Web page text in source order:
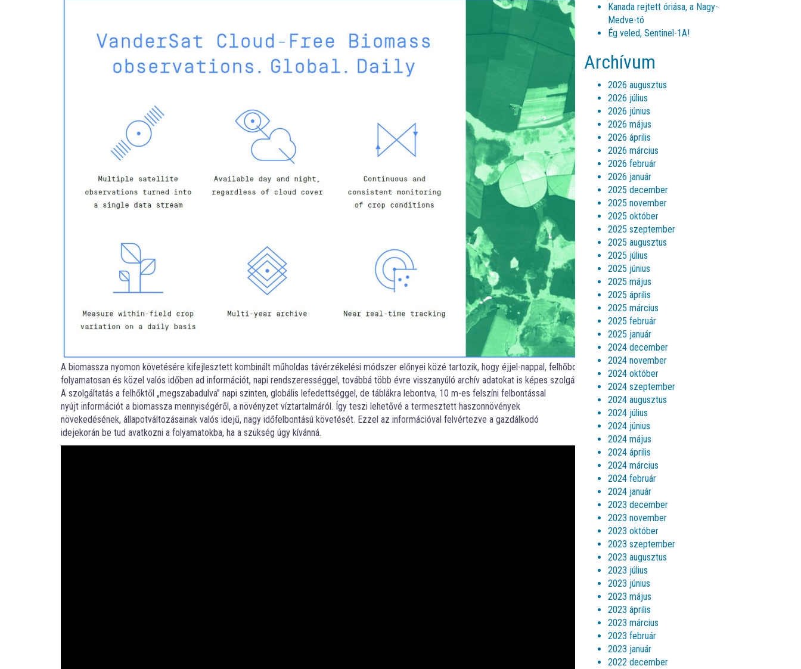
A biomassza nyomon követésére kifejlesztett kombinált műholdas távérzékelési módszer előnyei közé tartozik, hogy éjjel-nappal, felhőborítástól függetlenül,
folyamatosan és közel valós időben ad információt, napi rendszerességgel, továbbá több évre visszanyúló archív adatokat is képes szolgáltatni. (
Kép: VanderSat)
A szolgáltatás a felhőktől „megszabadulva” napi szinten, globális lefedettséggel, de táblákra lebontva, 10 m-es felszíni felbontással
nyújt információt a biomassza mennyiségéről, a növényzet víztartalmáról. Így teszi lehetővé a termesztett haszonnövények
növekedésének, állapotváltozásainak valós idejű, nagy időfelbontású követését. Ezzel az információval felvértezve a gazdálkodó
idejekorán be tud avatkozni a folyamatokba, ha a szükség úgy kívánná.
Kanada rejtett óriása, a Nagy-
Medve-tó
Ég veled, Sentinel-1A!
Archívum
2026 augusztus
2026 július
2026 június
2026 május
2026 április
2026 március
2026 február
2026 január
2025 december
2025 november
2025 október
2025 szeptember
2025 augusztus
2025 július
2025 június
2025 május
2025 április
2025 március
2025 február
2025 január
2024 december
2024 november
2024 október
2024 szeptember
2024 augusztus
2024 július
2024 június
2024 május
2024 április
2024 március
2024 február
2024 január
2023 december
2023 november
2023 október
2023 szeptember
2023 augusztus
2023 július
2023 június
2023 május
2023 április
2023 március
2023 február
2023 január
2022 december